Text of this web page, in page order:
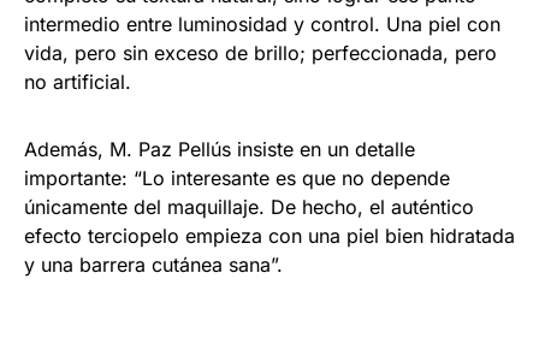
intermedio entre luminosidad y control. Una piel con
vida, pero sin exceso de brillo; perfeccionada, pero
no artificial.
Además, M. Paz Pellús insiste en un detalle
importante: “Lo interesante es que no depende
únicamente del maquillaje. De hecho, el auténtico
efecto terciopelo empieza con una piel bien hidratada
y una barrera cutánea sana”.